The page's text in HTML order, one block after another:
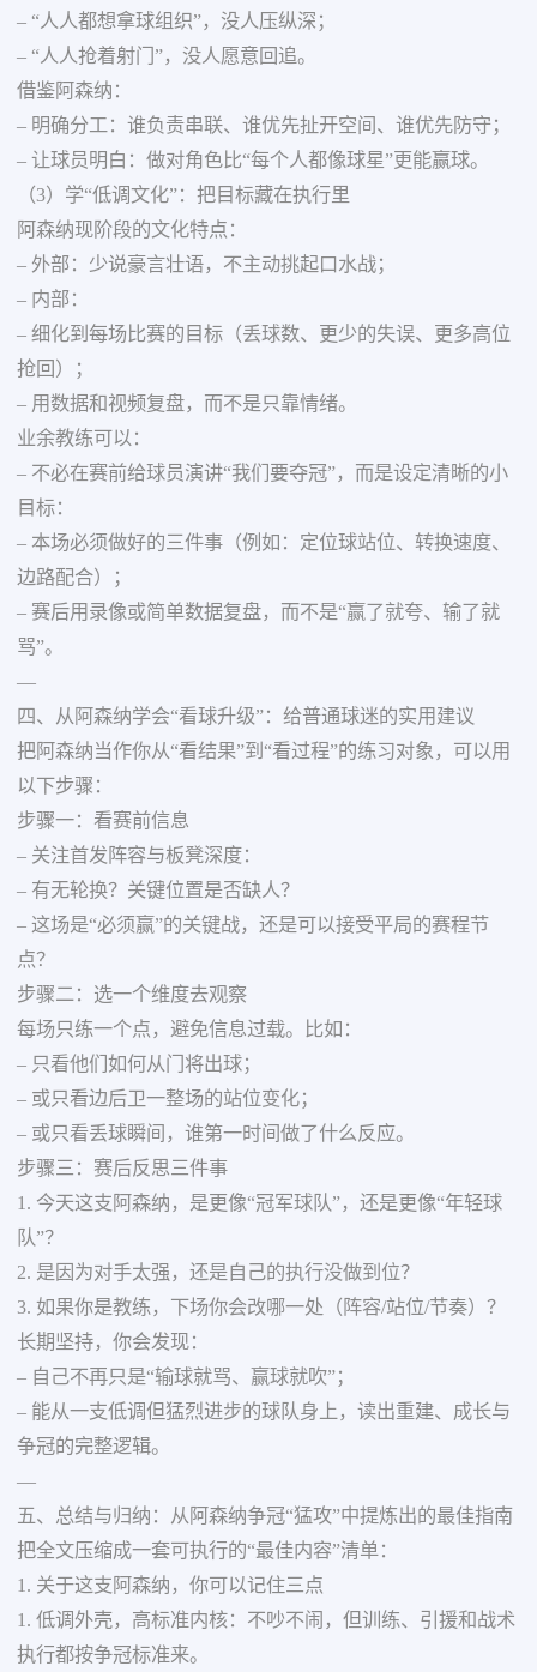
– “人人都想拿球组织”，没人压纵深；
– “人人抢着射门”，没人愿意回追。
借鉴阿森纳：
– 明确分工：谁负责串联、谁优先扯开空间、谁优先防守；
– 让球员明白：做对角色比“每个人都像球星”更能赢球。
（3）学“低调文化”：把目标藏在执行里
阿森纳现阶段的文化特点：
– 外部：少说豪言壮语，不主动挑起口水战；
– 内部：
– 细化到每场比赛的目标（丢球数、更少的失误、更多高位
抢回）；
– 用数据和视频复盘，而不是只靠情绪。
业余教练可以：
– 不必在赛前给球员演讲“我们要夺冠”，而是设定清晰的小
目标：
– 本场必须做好的三件事（例如：定位球站位、转换速度、
边路配合）；
– 赛后用录像或简单数据复盘，而不是“赢了就夸、输了就
骂”。
—
四、从阿森纳学会“看球升级”：给普通球迷的实用建议
把阿森纳当作你从“看结果”到“看过程”的练习对象，可以用
以下步骤：
步骤一：看赛前信息
– 关注首发阵容与板凳深度：
– 有无轮换？关键位置是否缺人？
– 这场是“必须赢”的关键战，还是可以接受平局的赛程节
点？
步骤二：选一个维度去观察
每场只练一个点，避免信息过载。比如：
– 只看他们如何从门将出球；
– 或只看边后卫一整场的站位变化；
– 或只看丢球瞬间，谁第一时间做了什么反应。
步骤三：赛后反思三件事
1. 今天这支阿森纳，是更像“冠军球队”，还是更像“年轻球
队”？
2. 是因为对手太强，还是自己的执行没做到位？
3. 如果你是教练，下场你会改哪一处（阵容/站位/节奏）？
长期坚持，你会发现：
– 自己不再只是“输球就骂、赢球就吹”；
– 能从一支低调但猛烈进步的球队身上，读出重建、成长与
争冠的完整逻辑。
—
五、总结与归纳：从阿森纳争冠“猛攻”中提炼出的最佳指南
把全文压缩成一套可执行的“最佳内容”清单：
1. 关于这支阿森纳，你可以记住三点
1. 低调外壳，高标准内核：不吵不闹，但训练、引援和战术
执行都按争冠标准来。